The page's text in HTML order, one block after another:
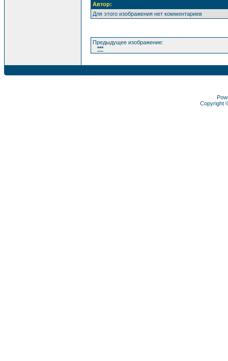
Автор:
Для этого изображения нет комментариев
Предыдущее изображение:
***
Copyright